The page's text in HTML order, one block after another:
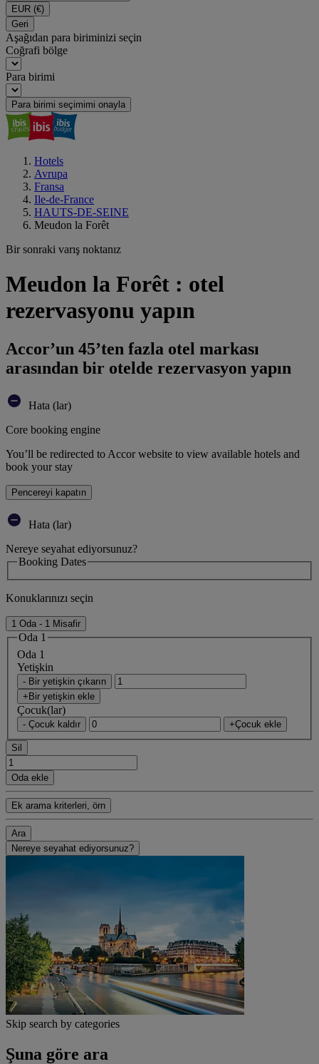
EUR (€)
Geri
Aşağıdan para biriminizi seçin
Coğrafi bölge
Para birimi
Para birimi seçimimi onayla
Hotels
Avrupa
Fransa
Ile-de-France
HAUTS-DE-SEINE
Meudon la Forêt
Bir sonraki varış noktanız
Meudon la Forêt : otel
rezervasyonu yapın
Accor’un 45’ten fazla otel markası
arasından bir otelde rezervasyon yapın
Hata (lar)
Core booking engine
You’ll be redirected to Accor website to view available hotels and
book your stay
Pencereyi kapatın
Hata (lar)
Nereye seyahat ediyorsunuz?
Booking Dates
Konuklarınızı seçin
1 Oda - 1 Misafir
Oda 1
Oda 1
Yetişkin
- Bir yetişkin çıkarın
+Bir yetişkin ekle
Çocuk(lar)
- Çocuk kaldır +Çocuk ekle
Sil
Oda ekle
Ek arama kriterleri, örn
Ara
Nereye seyahat ediyorsunuz?
Skip search by categories
Şuna göre ara